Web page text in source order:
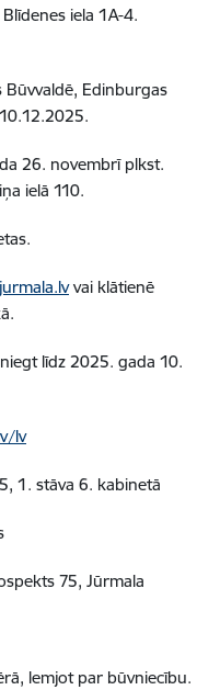
Blīdenes iela 1A-4.
Edinburgas
26. novembrī plkst.
ielā 110.
vai klātienē
līdz 2025. gada 10.
lv
1. stāva 6. kabinetā
75, Jūrmala
lemjot par būvniecību.